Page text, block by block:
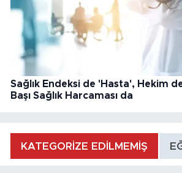
Sağlık Endeksi de 'Hasta', Hekim
Başı Sağlık Harcaması da
KATEGORİZE EDİLMEMİŞ